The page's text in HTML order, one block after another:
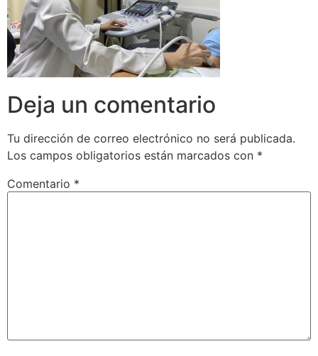
Deja un comentario
Tu dirección de correo electrónico no será publicada.
Los campos obligatorios están marcados con *
Comentario *